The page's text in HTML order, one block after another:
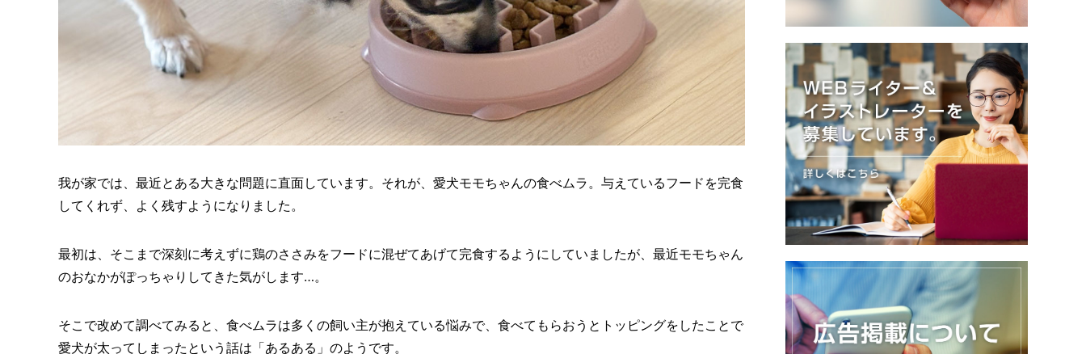
我が家では、最近とある大きな問題に直面しています。それが、愛犬モモちゃんの食べムラ。与えているフードを完食
してくれず、よく残すようになりました。
最初は、そこまで深刻に考えずに鶏のささみをフードに混ぜてあげて完食するようにしていましたが、最近モモちゃん
のおなかがぽっちゃりしてきた気がします…。
そこで改めて調べてみると、食べムラは多くの飼い主が抱えている悩みで、食べてもらおうとトッピングをしたことで
愛犬が太ってしまったという話は「あるある」のようです。